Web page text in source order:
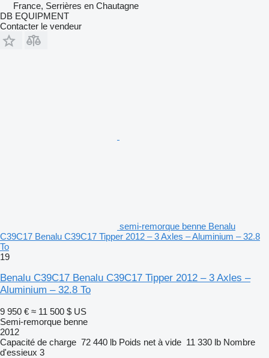
France, Serrières en Chautagne
DB EQUIPMENT
Contacter le vendeur
semi-remorque benne Benalu
C39C17 Benalu C39C17 Tipper 2012 – 3 Axles – Aluminium – 32.8
To
19
Benalu C39C17 Benalu C39C17 Tipper 2012 – 3 Axles –
Aluminium – 32.8 To
9 950 € ≈ 11 500 $ US
Semi-remorque benne
2012
Capacité de charge 72 440 lb Poids net à vide 11 330 lb Nombre
d'essieux 3